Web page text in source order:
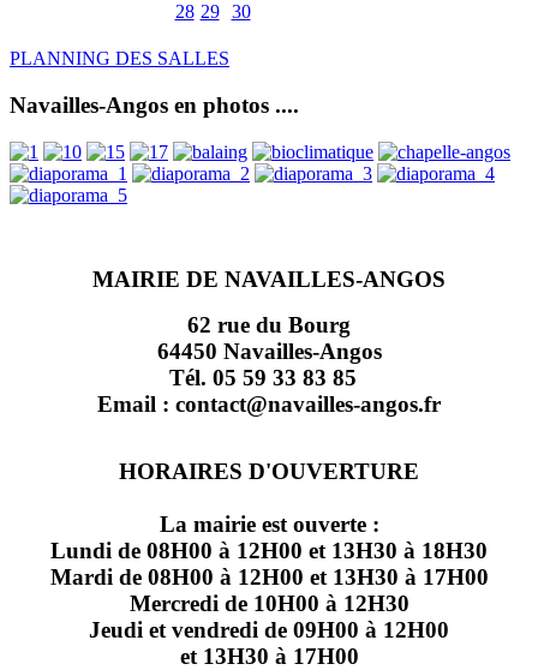
28 29 30
PLANNING DES SALLES
Navailles-Angos en photos ....
MAIRIE DE NAVAILLES-ANGOS
62 rue du Bourg
64450 Navailles-Angos
Tél. 05 59 33 83 85
Email : contact@navailles-angos.fr
HORAIRES D'OUVERTURE
La mairie est ouverte :
Lundi de 08H00 à 12H00 et 13H30 à 18H30
Mardi de 08H00 à 12H00 et 13H30 à 17H00
Mercredi de 10H00 à 12H30
Jeudi et vendredi de 09H00 à 12H00
et 13H30 à 17H00